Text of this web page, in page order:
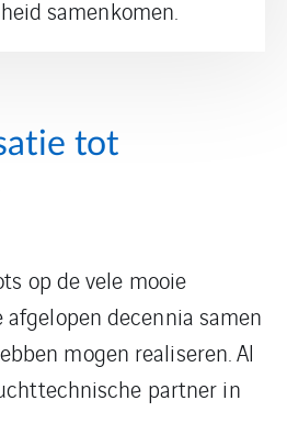
samenkomen.
tot
op de vele mooie
decennia samen
mogen realiseren. Al
partner in